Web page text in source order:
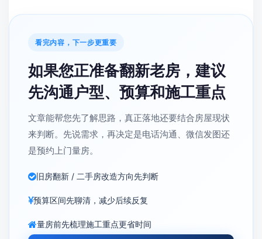
看完内容，下一步更重要
如果您正准备翻新老房，建议
先沟通户型、预算和施工重点
文章能帮您先了解思路，真正落地还要结合房屋现状
来判断。先说需求，再决定是电话沟通、微信发图还
是预约上门量房。
旧房翻新 / 二手房改造方向先判断
预算区间先聊清，减少后续反复
量房前先梳理施工重点更省时间